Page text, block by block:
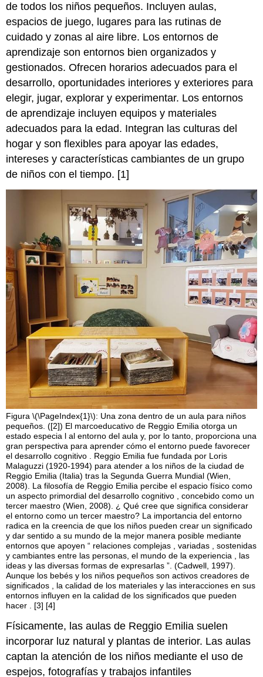
de todos los niños pequeños. Incluyen aulas,
espacios de juego, lugares para las rutinas de
cuidado y zonas al aire libre. Los entornos de
aprendizaje son entornos bien organizados y
gestionados. Ofrecen horarios adecuados para el
desarrollo, oportunidades interiores y exteriores para
elegir, jugar, explorar y experimentar. Los entornos
de aprendizaje incluyen equipos y materiales
adecuados para la edad. Integran las culturas del
hogar y son flexibles para apoyar las edades,
intereses y características cambiantes de un grupo
de niños con el tiempo. [1]
Figura \(\PageIndex{1}\): Una zona dentro de un aula para niños
pequeños. ([2]) El marcoeducativo de Reggio Emilia otorga un
estado especia l al entorno del aula y, por lo tanto, proporciona una
gran perspectiva para aprender cómo el entorno puede favorecer
el desarrollo cognitivo . Reggio Emilia fue fundada por Loris
Malaguzzi (1920-1994) para atender a los niños de la ciudad de
Reggio Emilia (Italia) tras la Segunda Guerra Mundial (Wien,
2008). La filosofía de Reggio Emilia percibe el espacio físico como
un aspecto primordial del desarrollo cognitivo , concebido como un
tercer maestro (Wien, 2008). ¿ Qué cree que significa considerar
el entorno como un tercer maestro? La importancia del entorno
radica en la creencia de que los niños pueden crear un significado
y dar sentido a su mundo de la mejor manera posible mediante
entornos que apoyen “ relaciones complejas , variadas , sostenidas
y cambiantes entre las personas, el mundo de la experiencia , las
ideas y las diversas formas de expresarlas ”. (Cadwell, 1997).
Aunque los bebés y los niños pequeños son activos creadores de
significados , la calidad de los materiales y las interacciones en sus
entornos influyen en la calidad de los significados que pueden
hacer . [3] [4]
Físicamente, las aulas de Reggio Emilia suelen
incorporar luz natural y plantas de interior. Las aulas
captan la atención de los niños mediante el uso de
espejos, fotografías y trabajos infantiles